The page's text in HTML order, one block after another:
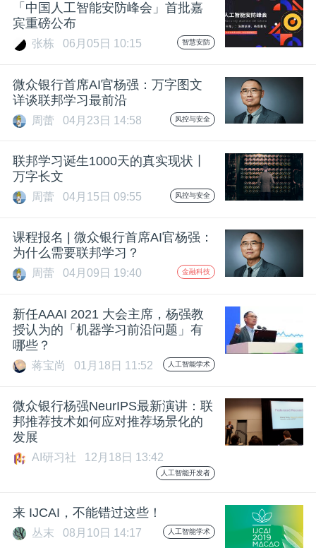
「中国人工智能安防峰会」首批嘉
宾重磅公布
张栋 06月05日 10:15 智慧安防
微众银行首席AI官杨强：万字图文
详谈联邦学习最前沿
周蕾 04月23日 14:58 风控与安全
联邦学习诞生1000天的真实现状丨
万字长文
周蕾 04月15日 09:55 风控与安全
课程报名 | 微众银行首席AI官杨强：
为什么需要联邦学习？
周蕾 04月09日 19:40 金融科技
新任AAAI 2021 大会主席，杨强教
授认为的「机器学习前沿问题」有
哪些？
蒋宝尚 01月18日 11:52 人工智能学术
微众银行杨强NeurIPS最新演讲：联
邦推荐技术如何应对推荐场景化的
发展
AI研习社 12月18日 13:42
人工智能开发者
来 IJCAI，不能错过这些！
丛末 08月10日 14:17 人工智能学术